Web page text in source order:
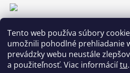
Tento web používa súbory
umožnili pohodlné prehliadanie
prevádzky webu neustále
a použiteľnosť. Viac informáciítu.